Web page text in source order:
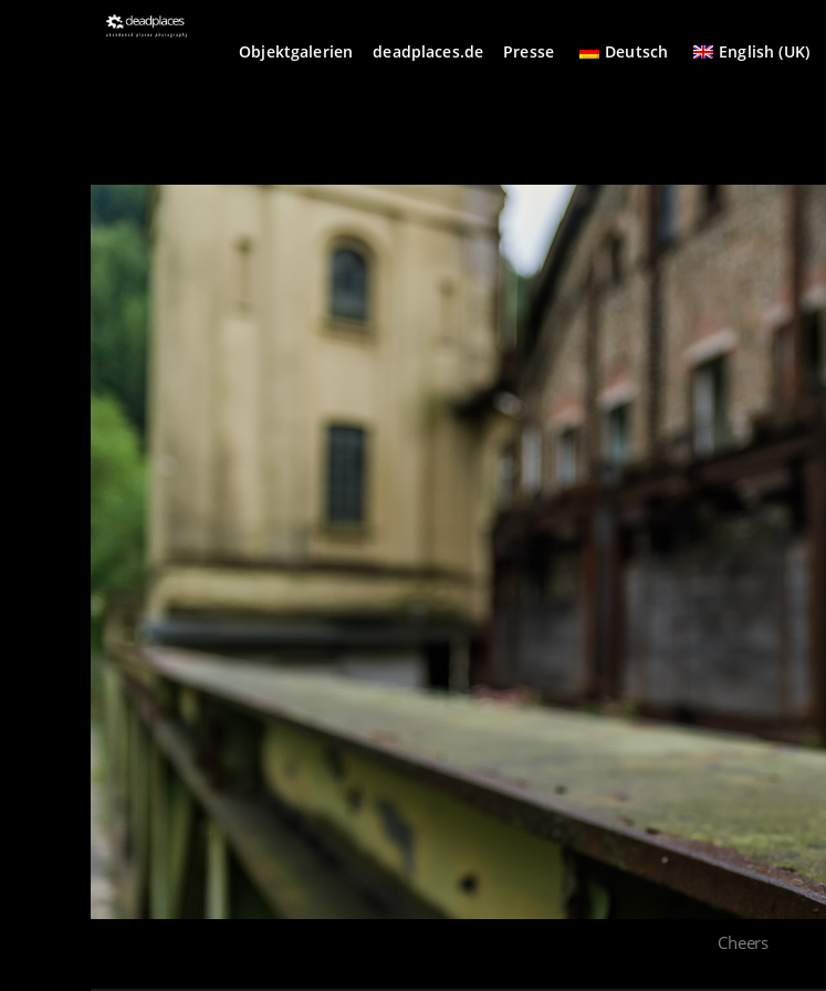
Objektgalerien deadplaces.de Presse Deutsch English (UK)
Cheers